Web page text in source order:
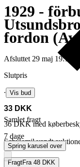
1929 -
fordon
Afsluttet 29 maj 19:10
Slutpris
∙ Vis bud
33 DKK
36 DKK med
Schwemil vandt
FragtFra 48 DKK
Samlet fragt
7 dage
Spring karusel over